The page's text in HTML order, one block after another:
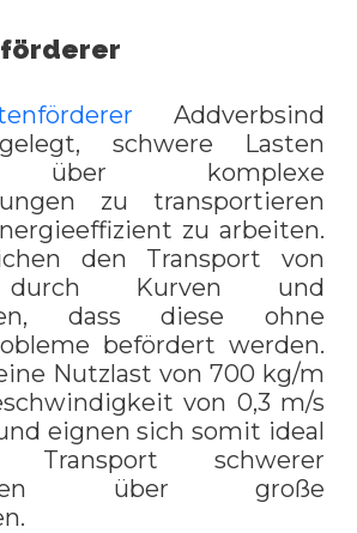
Addverbsind
schwere Lasten
über komplexe
zu transportieren
zu arbeiten.
den Transport von
durch Kurven und
dass diese ohne
befördert werden.
Nutzlast von 700 kg/m
von 0,3 m/s
eignen sich somit ideal
schwerer
über große